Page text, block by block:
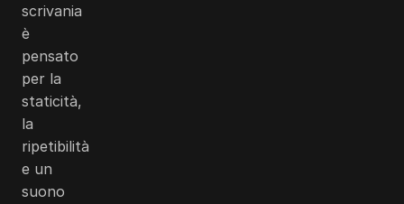
scrivania
è
pensato
per la
staticità,
la
ripetibilità
e un
suono